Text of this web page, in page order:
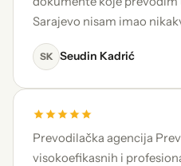
Sarajevo nisam imao
SK Seudin Kadrić
Prevodilačka agencija
visokoefikasnih i